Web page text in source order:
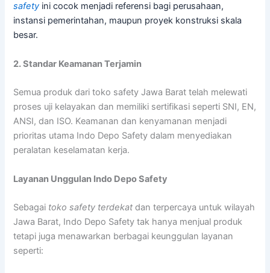
safety ini cocok menjadi referensi bagi perusahaan,
instansi pemerintahan, maupun proyek konstruksi skala
besar.
2. Standar Keamanan Terjamin
Semua produk dari toko safety Jawa Barat telah melewati
proses uji kelayakan dan memiliki sertifikasi seperti SNI, EN,
ANSI, dan ISO. Keamanan dan kenyamanan menjadi
prioritas utama Indo Depo Safety dalam menyediakan
peralatan keselamatan kerja.
Layanan Unggulan Indo Depo Safety
Sebagai toko safety terdekat dan terpercaya untuk wilayah
Jawa Barat, Indo Depo Safety tak hanya menjual produk
tetapi juga menawarkan berbagai keunggulan layanan
seperti: